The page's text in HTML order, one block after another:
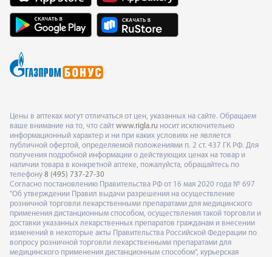
Цены в аптеках могут отличаться от цен, указанных на сайте. Обращаем
ваше внимание на то, что сайт www.rigla.ru носит исключительно
информационный характер и ни при каких условиях не является
публичной офертой, определяемой положениями п. 2 ст. 437 ГК РФ. Для
получения подробной информации о действующих ценах на товар и
наличии товара в конкретной аптеке, пожалуйста, обращайтесь по
телефону 8 (495) 737-27-30
Согласно постановлению Правительства РФ от 16 мая 2020 года № 697
"Об утверждении Правил выдачи разрешения на осуществление
розничной торговли лекарственными препаратами для медицинского
применения дистанционным способом, осуществления такой торговли и
доставки указанных лекарственных препаратов гражданам и внесении
изменений в некоторые акты Правительства Российской Федерации по
вопросу розничной торговли лекарственными препаратами для
медицинского применения дистанционным способом", курьерская